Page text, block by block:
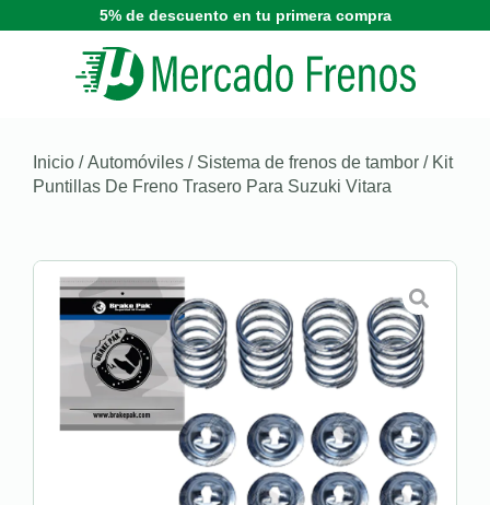
5% de descuento en tu primera compra
Inicio /Automóviles / Sistema de frenos de tambor / Kit
Puntillas De Freno Trasero Para Suzuki Vitara